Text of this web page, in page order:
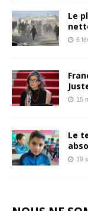
Le
6
15
Le
19